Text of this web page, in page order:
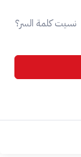
نسيت كلمة السر؟